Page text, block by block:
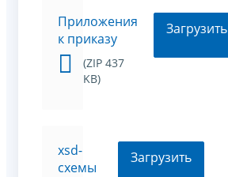
Приложения
к приказу
(ZIP 437
KB)
Загрузить
xsd-
схемы
Загрузить